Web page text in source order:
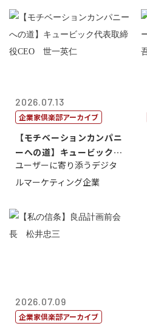
2026.07.13
企業家倶楽部アーカイブ
【モチベーションカンパニ
ーへの道】キュービック代
表取締役CE...
ユーザーに寄り添うデジタ
ルマーケティング企業
2026.07.09
企業家倶楽部アーカイブ